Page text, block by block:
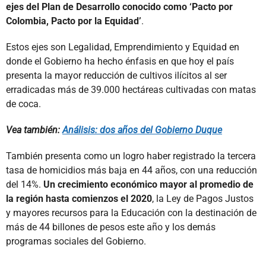
ejes del Plan de Desarrollo conocido como ‘Pacto por
Colombia, Pacto por la Equidad’.
Estos ejes son Legalidad, Emprendimiento y Equidad en
donde el Gobierno ha hecho énfasis en que hoy el país
presenta la mayor reducción de cultivos ilícitos al ser
erradicadas más de 39.000 hectáreas cultivadas con matas
de coca.
Vea también:Análisis: dos años del Gobierno Duque
También presenta como un logro haber registrado la tercera
tasa de homicidios más baja en 44 años, con una reducción
del 14%. Un crecimiento económico mayor al promedio de
la región hasta comienzos el 2020, la Ley de Pagos Justos
y mayores recursos para la Educación con la destinación de
más de 44 billones de pesos este año y los demás
programas sociales del Gobierno.